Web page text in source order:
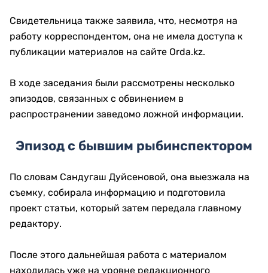
Свидетельница также заявила, что, несмотря на
работу корреспондентом, она не имела доступа к
публикации материалов на сайте Orda.kz.
В ходе заседания были рассмотрены несколько
эпизодов, связанных с обвинением в
распространении заведомо ложной информации.
Эпизод с бывшим рыбинспектором
По словам Сандугаш Дуйсеновой, она выезжала на
съемку, собирала информацию и подготовила
проект статьи, который затем передала главному
редактору.
После этого дальнейшая работа с материалом
находилась уже на уровне редакционного